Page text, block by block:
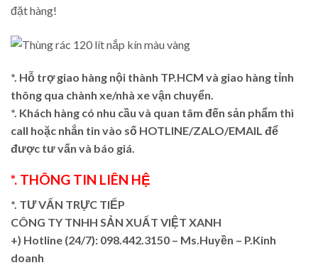
đặt hàng!
*. Hỗ trợ giao hàng nội thành TP.HCM và giao hàng tỉnh
thông qua chành xe/nhà xe vận chuyển.
*. Khách hàng có nhu cầu và quan tâm đến sản phẩm thì
call hoặc nhắn tin vào số HOTLINE/ZALO/EMAIL để
được tư vấn và báo giá.
*. THÔNG TIN LIÊN HỆ
*. TƯ VẤN TRỰC TIẾP
CÔNG TY TNHH SẢN XUẤT VIỆT XANH
+) Hotline (24/7): 098.442.3150 – Ms.Huyền – P.Kinh
doanh